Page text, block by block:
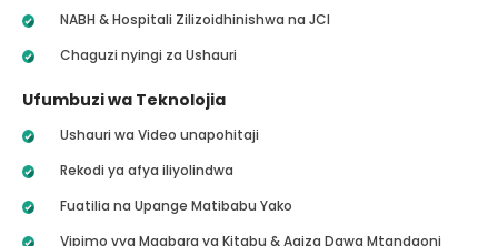
NABH & Hospitali Zilizoidhinishwa na JCI
Chaguzi nyingi za Ushauri
Ufumbuzi wa Teknolojia
Ushauri wa Video unapohitaji
Rekodi ya afya iliyolindwa
Fuatilia na Upange Matibabu Yako
Vipimo vya Maabara ya Kitabu & Agiza Dawa Mtandaoni